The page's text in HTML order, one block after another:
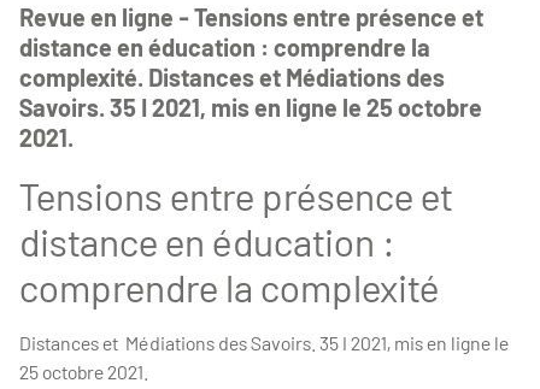
Revue en ligne - Tensions entre présence et
distance en éducation : comprendre la
complexité. Distances et Médiations des
Savoirs. 35 I 2021, mis en ligne le 25 octobre
2021.
Tensions entre présence et
distance en éducation :
comprendre la complexité
Distances et Médiations des Savoirs. 35 I 2021, mis en ligne le
25 octobre 2021.